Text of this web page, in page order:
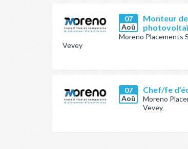
07
Aoû
Monteur
Moreno Placements
Vevey
07
Aoû
Chef/fe
Moreno
Vevey